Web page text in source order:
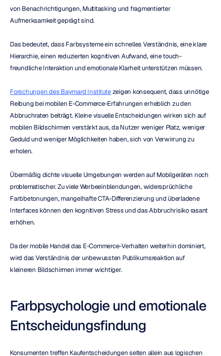
von Benachrichtigungen, Multitasking und fragmentierter
Aufmerksamkeit geprägt sind.
Das bedeutet, dass Farbsysteme ein schnelles Verständnis, eine klare
Hierarchie, einen reduzierten kognitiven Aufwand, eine touch-
freundliche Interaktion und emotionale Klarheit unterstützen müssen.
Forschungen des Baymard Institute zeigen konsequent, dass unnötige
Reibung bei mobilen E-Commerce-Erfahrungen erheblich zu den
Abbruchraten beiträgt. Kleine visuelle Entscheidungen wirken sich auf
mobilen Bildschirmen verstärkt aus, da Nutzer weniger Platz, weniger
Geduld und weniger Möglichkeiten haben, sich von Verwirrung zu
erholen.
Übermäßig dichte visuelle Umgebungen werden auf Mobilgeräten noch
problematischer. Zu viele Werbeeinblendungen, widersprüchliche
Farbbetonungen, mangelhafte CTA-Differenzierung und überladene
Interfaces können den kognitiven Stress und das Abbruchrisiko rasant
erhöhen.
Da der mobile Handel das E-Commerce-Verhalten weiterhin dominiert,
wird das Verständnis der unbewussten Publikumsreaktion auf
kleineren Bildschirmen immer wichtiger.
Farbpsychologie und emotionale
Entscheidungsfindung
Konsumenten treffen Kaufentscheidungen selten allein aus logischen